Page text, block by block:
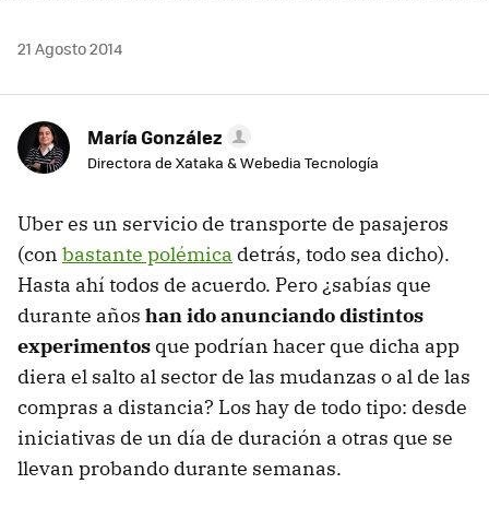
21 Agosto 2014
María González
Directora de Xataka & Webedia Tecnología
Uber es un servicio de transporte de pasajeros
(con bastante polémica detrás, todo sea dicho).
Hasta ahí todos de acuerdo. Pero ¿sabías que
durante años han ido anunciando distintos
experimentos que podrían hacer que dicha app
diera el salto al sector de las mudanzas o al de las
compras a distancia? Los hay de todo tipo: desde
iniciativas de un día de duración a otras que se
llevan probando durante semanas.